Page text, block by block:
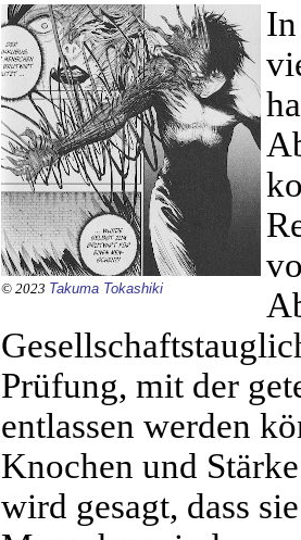
© 2023 Takuma Tokashiki
Prüfung, mit der
entlassen werden
Knochen und
wird gesagt, dass